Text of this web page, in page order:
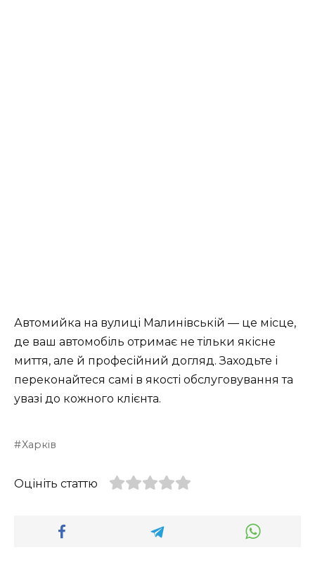
Автомийка на вулиці Малинівській — це місце,
де ваш автомобіль отримає не тільки якісне
миття, але й професійний догляд. Заходьте і
переконайтеся самі в якості обслуговування та
увазі до кожного клієнта.
Харків
Оцініть статтю